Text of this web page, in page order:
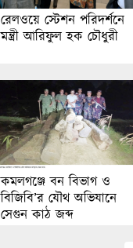
রেলওয়ে স্টেশন পরিদর্শনে
মন্ত্রী আরিফুল হক চৌধুরী
কমলগঞ্জে বন বিভাগ ও
বিজিবি’র যৌথ অভিযানে
সেগুন কাঠ জব্দ